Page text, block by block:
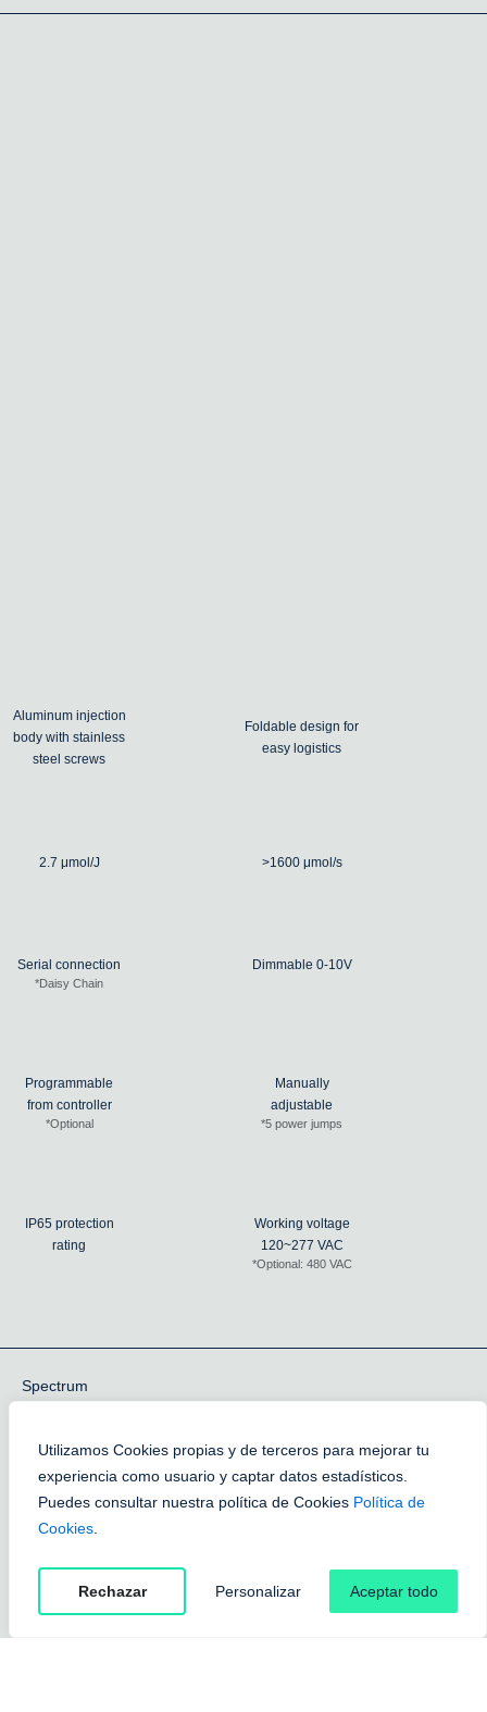
Utilizamos Cookies propias y de terceros para mejorar tu
experiencia como usuario y captar datos estadísticos.
Puedes consultar nuestra política de Cookies Política de
Cookies
Rechazar Personalizar Aceptar todo
Aluminum injection
body with stainless
steel screws
Foldable design for
easy logistics
2.7 μmol/J >1600 μmol/s
Serial connection
*Daisy Chain
Dimmable 0-10V
Programmable
from controller
*Optional
Manually
adjustable
*5 power jumps
IP65 protection
rating
Working voltage
120~277 VAC
*Optional: 480 VAC
Spectrum